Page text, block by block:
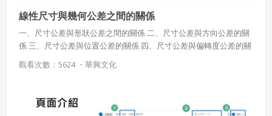
線性尺寸與幾何公差之間的關係
一、尺寸公差與形狀公差之間的關係 二、尺寸公差與方向公差的關
係 三、尺寸公差與位置公差的關係 四、尺寸公差與偏轉度公差的關
係
觀看次數：5624 ・ 華興文化